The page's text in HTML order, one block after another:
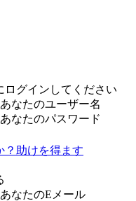
グインしてください
あなたのユーザー名
あなたのパスワード
？助けを得ます
あなたのEメール